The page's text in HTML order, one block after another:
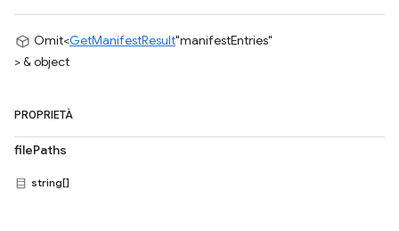
Omit<GetManifestResult"manifestEntries"
> & object
PROPRIETÀ
filePaths
string[]